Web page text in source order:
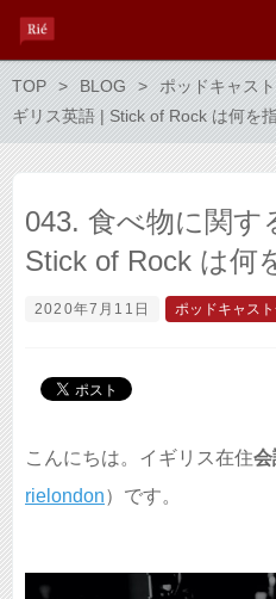
TOP BLOG ポッドキャス
ギリス英語 | Stick of Rock は何を
043. 食べ物に関す
Stick of Rock は何
2020年7月11日 ポッドキャス
こんにちは。イギリス在住会
rielondon）です。